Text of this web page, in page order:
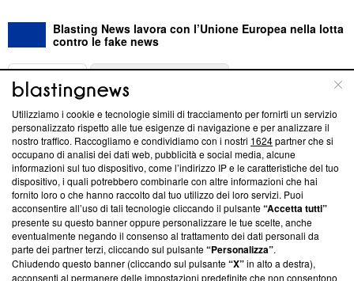
Blasting News lavora con l’Unione Europea nella lotta
contro le fake news
ABOUT
Questa sezione offre informazioni trasparenti su Blasting
News, sui nostri processi editoriali e su come ci impegniamo a
creare news di qualità. Inoltre, afferma la nostra aderenza a
‘Trust Project - News with Integrity’Blasting News non è
ancora membro del programma, ma ha richiesto di farne
parte; Trust Project non ha ancora effettuato una verifica di
conformità agli standard.
Su di noi
Utilizziamo i cookie e tecnologie simili di tracciamento per fornirti un servizio
personalizzato rispetto alle tue esigenze di navigazione e per analizzare il
nostro traffico. Raccogliamo e condividiamo con i nostri 1624partner che si
occupano di analisi dei dati web, pubblicità e social media, alcune
informazioni sul tuo dispositivo, come l’indirizzo IP e le caratteristiche del tuo
dispositivo, i quali potrebbero combinarle con altre informazioni che hai
fornito loro o che hanno raccolto dal tuo utilizzo dei loro servizi. Puoi
acconsentire all’uso di tali tecnologie cliccando il pulsante“Accetta tutti”
presente su questo banner oppure personalizzare le tue scelte, anche
eventualmente negando il consenso al trattamento dei dati personali da
parte dei partner terzi, cliccando sul pulsante“Personalizza”.
Chiudendo questo banner (cliccando sul pulsante“X”in alto a destra),
acconsenti al permanere delle impostazioni predefinite che non consentono